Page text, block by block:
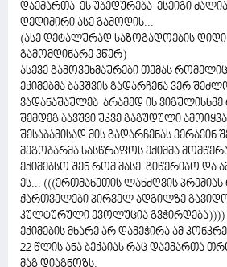
დაემართა ეს უბედურება ესეიგი
დედიმირი ასე გამოდის...
(ასე დეტალურად საზოგადოების დიდი
გამომდინარე ვწერ)
ასევე გამოვეხმაურები თემას
ექიმებმა ბავშვის გადარჩენა ვერ
ვადანაშაულებ არამედ ის
შემდეგ ბავშვი უკვე გაგუდული
შესაბამისად მის გადარჩენას ვერავინ
მეგობარმა სასწრაფოს ექიმმა
ექიმებსო შენ რომ მასე გიწერიაო და
ეს... (((ერთმანეთის ლანძღვის
ქართველები პირველ ადგილზე
კულტურული ევოლუცია
ექიმების მხარე არ დამეჭირა ამ
22 წლის ანა ბექაიას რაც დაემართა
მაგ დიაგნოზს.